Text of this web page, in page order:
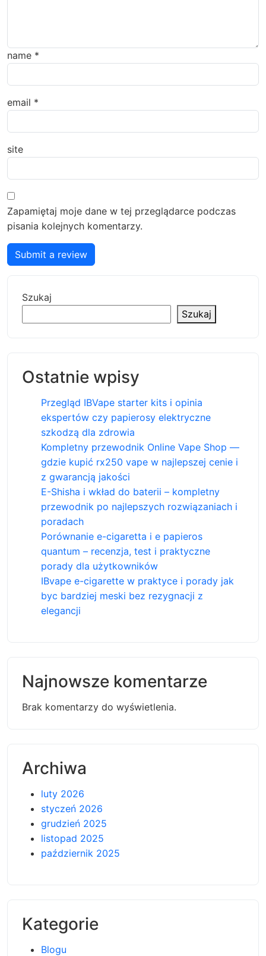
name *
email *
site
Zapamiętaj moje dane w tej przeglądarce podczas
pisania kolejnych komentarzy.
Submit a review
Szukaj
Szukaj
Ostatnie wpisy
Przegląd IBVape starter kits i opinia
ekspertów czy papierosy elektryczne
szkodzą dla zdrowia
Kompletny przewodnik Online Vape Shop —
gdzie kupić rx250 vape w najlepszej cenie i
z gwarancją jakości
E-Shisha i wkład do baterii – kompletny
przewodnik po najlepszych rozwiązaniach i
poradach
Porównanie e-cigaretta i e papieros
quantum – recenzja, test i praktyczne
porady dla użytkowników
IBvape e-cigarette w praktyce i porady jak
byc bardziej meski bez rezygnacji z
elegancji
Najnowsze komentarze
Brak komentarzy do wyświetlenia.
Archiwa
luty 2026
styczeń 2026
grudzień 2025
listopad 2025
październik 2025
Kategorie
Blogu